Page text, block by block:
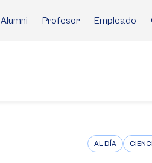
Alumni Profesor Empleado
AL DÍA